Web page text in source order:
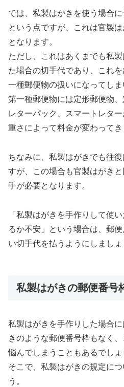
では、私製はがきを使う場合
という点ですが、これは官製
となります。
ただし、これはあくまでも私
た場合の切手代であり、これ
一種郵便物の扱いになってしま
第一種郵便物には定形郵便物、
レターパック、スマートレタ
重さによって料金が変わってき
ちなみに、私製はがきでも往
すが、この場合も官製はがき
手が必要となります。
「私製はがきを手作りして使
るか不安」という場合は、郵
い切手代を払うようにしましょ
私製はがきの郵便番号
私製はがきを手作りした場合
きのような郵便番号枠もなく
悩んでしまうこともあるでしょ
そこで、私製はがきの規定に
う。